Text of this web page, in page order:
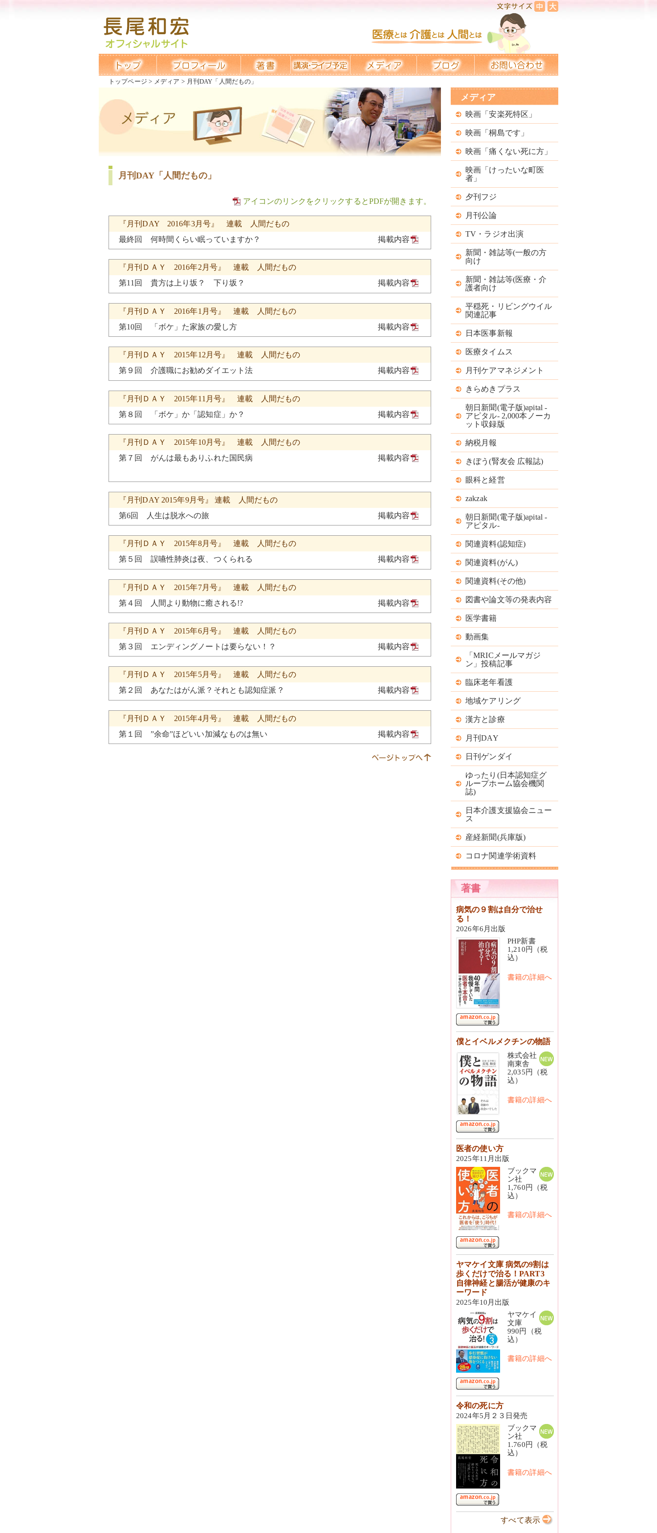
トップページ メディア 月刊DAY「人間だもの」
月刊DAY「人間だもの」
アイコンのリンクをクリックするとPDFが開きます。
『月刊DAY 2016年3月号』 連載 人間だもの
最終回 何時間くらい眠っていますか？
掲載内容
『月刊ＤＡＹ 2016年2月号』 連載 人間だもの
第11回 貴方は上り坂？ 下り坂？
掲載内容
『月刊ＤＡＹ 2016年1月号』 連載 人間だもの
第10回 「ボケ」た家族の愛し方
掲載内容
『月刊ＤＡＹ 2015年12月号』 連載 人間だもの
第９回 介護職にお勧めダイエット法
掲載内容
『月刊ＤＡＹ 2015年11月号』 連載 人間だもの
第８回 「ボケ」か「認知症」か？
掲載内容
『月刊ＤＡＹ 2015年10月号』 連載 人間だもの
第７回 がんは最もありふれた国民病
掲載内容
『月刊DAY 2015年9月号』 連載 人間だもの
第6回 人生は脱水への旅
掲載内容
『月刊ＤＡＹ 2015年8月号』 連載 人間だもの
第５回 誤嚥性肺炎は夜、つくられる
掲載内容
『月刊ＤＡＹ 2015年7月号』 連載 人間だもの
第４回 人間より動物に癒される!?
掲載内容
『月刊ＤＡＹ 2015年6月号』 連載 人間だもの
第３回 エンディングノートは要らない！？
掲載内容
『月刊ＤＡＹ 2015年5月号』 連載 人間だもの
第２回 あなたはがん派？それとも認知症派？
掲載内容
『月刊ＤＡＹ 2015年4月号』 連載 人間だもの
第１回 ”余命”ほどいい加減なものは無い
掲載内容
メディア
映画「安楽死特区」
映画「桐島です」
映画「痛くない死に方」
映画「けったいな町医
者」
夕刊フジ
月刊公論
TV・ラジオ出演
新聞・雑誌等(一般の方
向け
新聞・雑誌等(医療・介
護者向け
平穏死・リビングウイル
関連記事
日本医事新報
医療タイムス
月刊ケアマネジメント
きらめきプラス
朝日新聞(電子版)apital -
アピタル- 2,000本ノーカ
ット収録版
納税月報
きぼう(腎友会 広報誌)
眼科と経営
zakzak
朝日新聞(電子版)apital -
アピタル-
関連資料(認知症)
関連資料(がん)
関連資料(その他)
図書や論文等の発表内容
医学書籍
動画集
「MRICメールマガジ
ン」投稿記事
臨床老年看護
地域ケアリング
漢方と診療
月刊DAY
日刊ゲンダイ
ゆったり(日本認知症グ
ループホーム協会機関
誌)
日本介護支援協会ニュー
ス
産経新聞(兵庫版)
コロナ関連学術資料
著書
病気の９割は自分で治せ
る！
2026年6月出版
PHP新書
1,210円（税
込）
書籍の詳細へ
僕とイベルメクチンの物語
株式会社
南東舎
2,035円（税
込）
書籍の詳細へ
医者の使い方
2025年11月出版
ブックマ
ン社
1,760円（税
込）
書籍の詳細へ
ヤマケイ文庫 病気の9割は
歩くだけで治る！PART3
自律神経と腸活が健康のキ
ーワード
2025年10月出版
ヤマケイ
文庫
990円（税
込）
書籍の詳細へ
令和の死に方
2024年5月２３日発売
ブックマ
ン社
1.760円（税
込）
書籍の詳細へ
すべて表示